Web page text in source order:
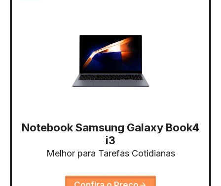
Notebook Samsung Galaxy Book4
i3
Melhor para Tarefas Cotidianas